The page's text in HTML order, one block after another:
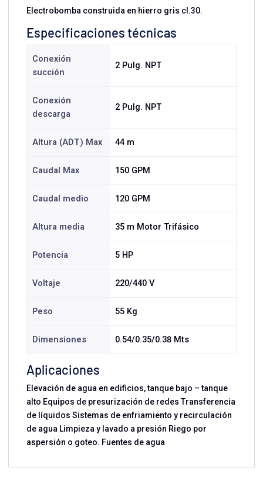
Electrobomba construida en hierro gris cl.30.
Especificaciones técnicas
Conexión
succión
2 Pulg. NPT
Conexión
descarga
2 Pulg. NPT
Altura (ADT) Max 44 m
Caudal Max 150 GPM
Caudal medio 120 GPM
Altura media 35 m Motor Trifásico
Potencia 5 HP
Voltaje 220/440 V
Peso 55 Kg
Dimensiones 0.54/0.35/0.38 Mts
Aplicaciones
Elevación de agua en edificios, tanque bajo – tanque
alto Equipos de presurización de redes Transferencia
de líquidos Sistemas de enfriamiento y recirculación
de agua Limpieza y lavado a presión Riego por
aspersión o goteo. Fuentes de agua